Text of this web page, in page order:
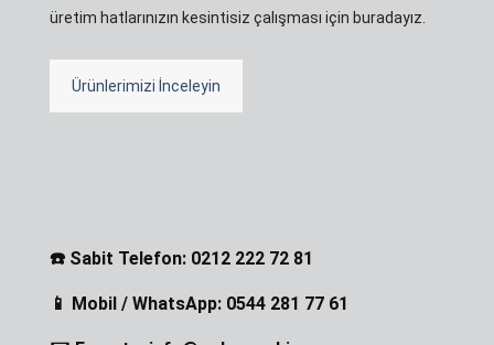
üretim hatlarınızın kesintisiz çalışması için buradayız.
Ürünlerimizi İnceleyin
☎️ Sabit Telefon: 0212 222 72 81
📱 Mobil / WhatsApp: 0544 281 77 61